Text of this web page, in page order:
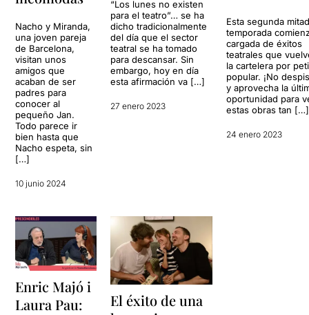
Nacho y Miranda,
una joven pareja
de Barcelona,
visitan unos
amigos que
acaban de ser
padres para
conocer al
pequeño Jan.
Todo parece ir
bien hasta que
Nacho espeta, sin
[…]
10 junio 2024
“Los lunes no existen
para el teatro”… se ha
dicho tradicionalmente
del día que el sector
teatral se ha tomado
para descansar. Sin
embargo, hoy en día
esta afirmación va […]
27 enero 2023
Esta segunda
temporada
cargada de éxitos
teatrales que
la cartelera por
popular. ¡No
y aprovecha la
oportunidad para
estas obras tan […]
24 enero 2023
Enric Majó i
Laura Pau:
El éxito de una